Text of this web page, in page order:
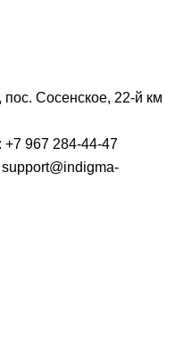
пос. Сосенское, 22-й км
967 284-44-47